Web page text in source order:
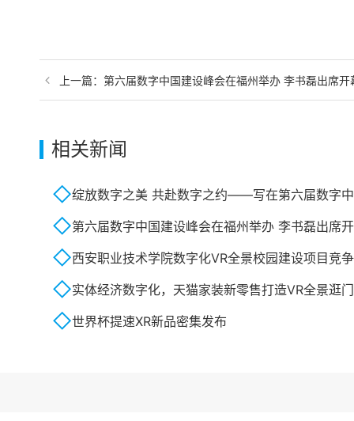
上一篇： 第六届数字中国建设峰会在福州举办 李书磊出席
相关新闻
绽放数字之美 共赴数字之约——写在第六届数字中国
第六届数字中国建设峰会在福州举办 李书磊出席开幕
西安职业技术学院数字化VR全景校园建设项目竞
实体经济数字化，天猫家装新零售打造VR全景逛
世界杯提速XR新品密集发布